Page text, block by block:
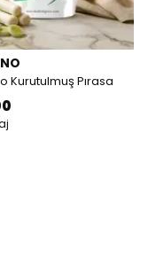
Kurutulmuş Pırasa